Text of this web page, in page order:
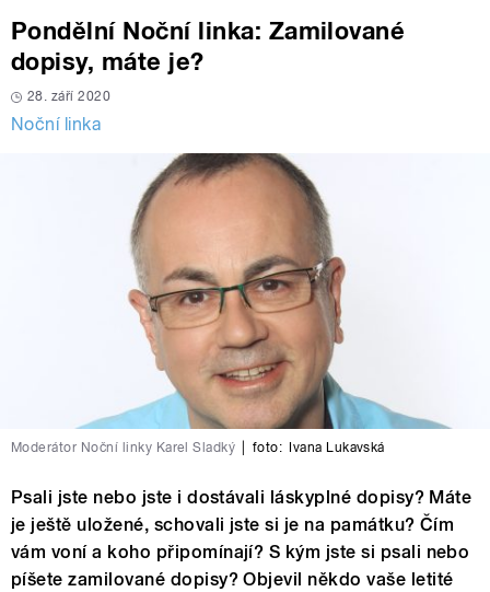
Pondělní Noční linka: Zamilované
dopisy, máte je?
28. září 2020
Noční linka
Moderátor Noční linky Karel Sladký foto: Ivana Lukavská
Psali jste nebo jste i dostávali láskyplné dopisy? Máte
je ještě uložené, schovali jste si je na památku? Čím
vám voní a koho připomínají? S kým jste si psali nebo
píšete zamilované dopisy? Objevil někdo vaše letité